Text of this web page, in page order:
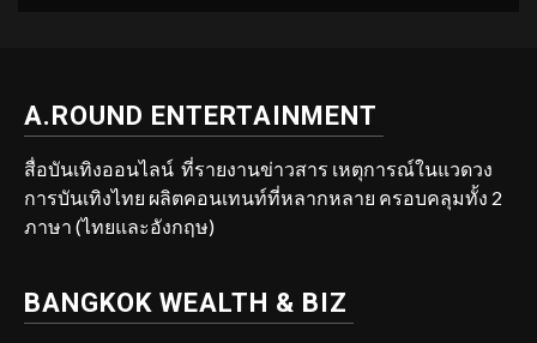
A.ROUND ENTERTAINMENT
สื่อบันเทิงออนไลน์ ที่รายงานข่าวสาร เหตุการณ์ในแวดวง
การบันเทิงไทย ผลิตคอนเทนท์ที่หลากหลาย ครอบคลุมทั้ง 2
ภาษา (ไทยและอังกฤษ)
BANGKOK WEALTH & BIZ